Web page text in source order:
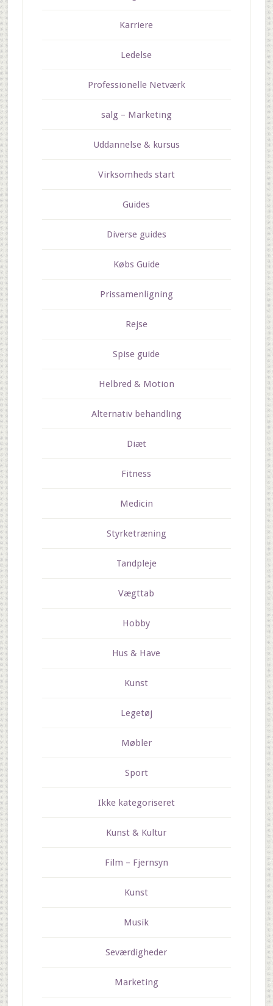
Karriere
Ledelse
Professionelle Netværk
salg – Marketing
Uddannelse & kursus
Virksomheds start
Guides
Diverse guides
Købs Guide
Prissamenligning
Rejse
Spise guide
Helbred & Motion
Alternativ behandling
Diæt
Fitness
Medicin
Styrketræning
Tandpleje
Vægttab
Hobby
Hus & Have
Kunst
Legetøj
Møbler
Sport
Ikke kategoriseret
Kunst & Kultur
Film – Fjernsyn
Kunst
Musik
Seværdigheder
Marketing